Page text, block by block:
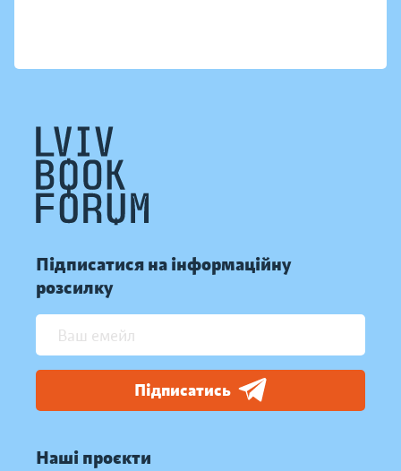
Підписатися на інформаційну
розсилку
Підписатись
Наші проєкти